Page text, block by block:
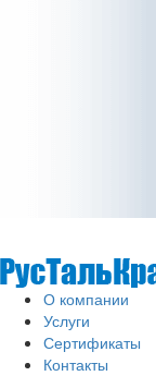
О компании
Услуги
Сертификаты
Контакты